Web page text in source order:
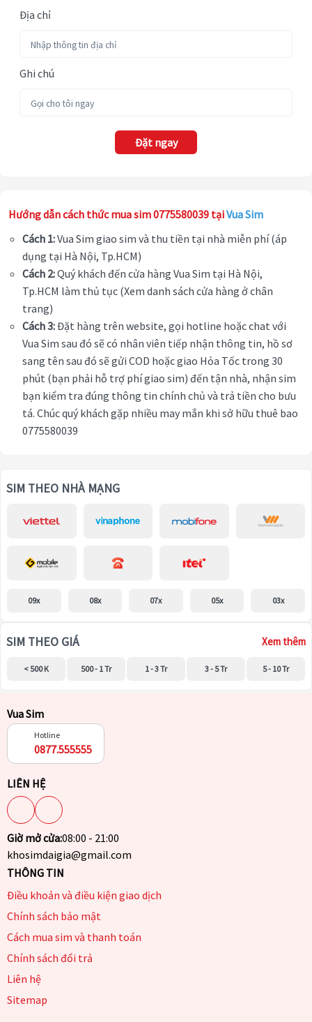
Địa chỉ
Ghi chú
Đặt ngay
Hướng dẫn cách thức mua sim 0775580039 tạiVua Sim
Cách 1:Vua Sim giao sim và thu tiền tại nhà miễn phí (áp
dụng tại Hà Nội, Tp.HCM)
Cách 2:Quý khách đến cửa hàng Vua Sim tại Hà Nội,
Tp.HCM làm thủ tục (Xem danh sách cửa hàng ở chân
trang)
Cách 3:Đặt hàng trên website, gọi hotline hoặc chat với
Vua Sim sau đó sẽ có nhân viên tiếp nhận thông tin, hồ sơ
sang tên sau đó sẽ gửi COD hoặc giao Hỏa Tốc trong 30
phút (bạn phải hỗ trợ phí giao sim) đến tận nhà, nhận sim
bạn kiểm tra đúng thông tin chính chủ và trả tiền cho bưu
tá. Chúc quý khách gặp nhiều may mắn khi sở hữu thuê bao
0775580039
SIM THEO NHÀ MẠNG
09x 08x 07x 05x 03x
SIM THEO GIÁ Xem thêm
< 500 K 500 - 1 Tr 1 - 3 Tr 3 - 5 Tr 5 - 10 Tr
Vua Sim
Hotline
0877.555555
LIÊN HỆ
Giờ mở cửa:08:00 - 21:00
khosimdaigia@gmail.com
THÔNG TIN
Điều khoản và điều kiện giao dịch
Chính sách bảo mật
Cách mua sim và thanh toán
Chính sách đổi trả
Liên hệ
Sitemap